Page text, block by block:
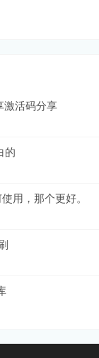
激活码分享
的
用，那个更好。